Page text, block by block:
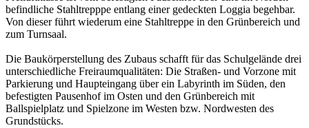
befindliche Stahltrepppe entlang einer gedeckten Loggia begehbar.
Von dieser führt wiederum eine Stahltreppe in den Grünbereich und
zum Turnsaal.
Die Baukörperstellung des Zubaus schafft für das Schulgelände drei
unterschiedliche Freiraumqualitäten: Die Straßen- und Vorzone mit
Parkierung und Haupteingang über ein Labyrinth im Süden, den
befestigten Pausenhof im Osten und den Grünbereich mit
Ballspielplatz und Spielzone im Westen bzw. Nordwesten des
Grundstücks.